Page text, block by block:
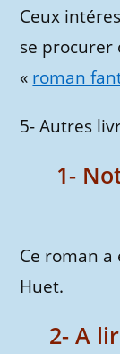
Ceux
se procurer
« roman
5- Autres
1-
Ce roman
Huet.
2- A